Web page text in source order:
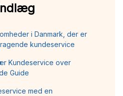
i Danmark, der er
kundeservice
Kundeservice over
Guide
med en